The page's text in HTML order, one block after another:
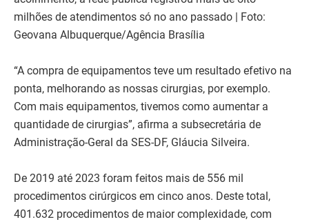
milhões de atendimentos só no ano passado | Foto:
Geovana Albuquerque/Agência Brasília
“A compra de equipamentos teve um resultado efetivo na
ponta, melhorando as nossas cirurgias, por exemplo.
Com mais equipamentos, tivemos como aumentar a
quantidade de cirurgias”, afirma a subsecretária de
Administração-Geral da SES-DF, Gláucia Silveira.
De 2019 até 2023 foram feitos mais de 556 mil
procedimentos cirúrgicos em cinco anos. Deste total,
401.632 procedimentos de maior complexidade, com